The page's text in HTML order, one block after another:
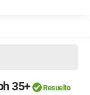
35+ Resuelto